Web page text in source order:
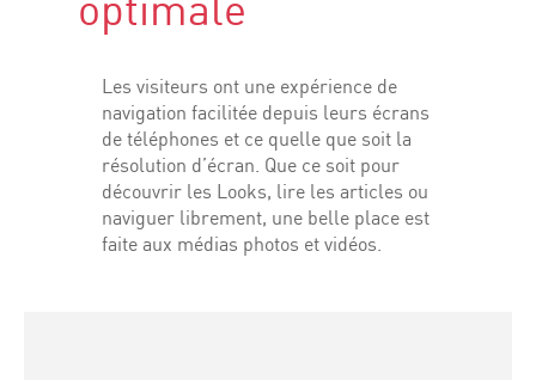
optimale
Les visiteurs ont une expérience de
navigation facilitée depuis leurs écrans
de téléphones et ce quelle que soit la
résolution d’écran. Que ce soit pour
découvrir les Looks, lire les articles ou
naviguer librement, une belle place est
faite aux médias photos et vidéos.